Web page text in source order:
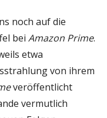
noch auf die
bei Amazon Prime.
etwa
von ihrem
veröffentlicht
vermutlich